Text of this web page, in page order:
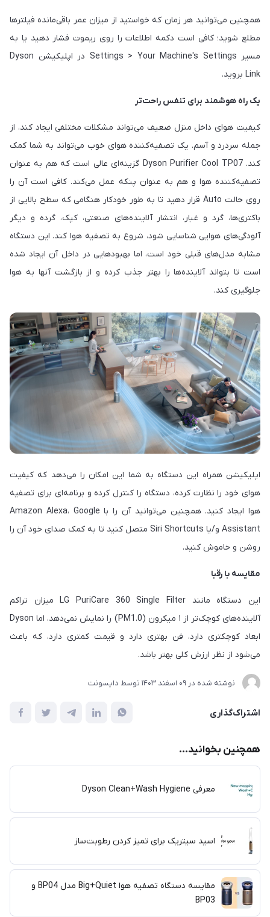
همچنین می‌توانید هر زمان که خواستید از میزان عمر باقی‌مانده فیلترها
مطلع شوید؛ کافی است دکمه اطلاعات را روی ریموت فشار دهید یا به
مسیر Settings > Your Machine's Settings در اپلیکیشن Dyson
Link بروید.
یک راه هوشمند برای تنفس راحت‌تر
کیفیت هوای داخل منزل ضعیف می‌تواند مشکلات مختلفی ایجاد کند، از
جمله سردرد و آسم. یک تصفیه‌کننده هوای خوب می‌تواند به شما کمک
کند. Dyson Purifier Cool TP07 گزینه‌ای عالی است که هم به عنوان
تصفیه‌کننده هوا و هم به عنوان پنکه عمل می‌کند. کافی است آن را
روی حالت Auto قرار دهید تا به طور خودکار هنگامی که سطح بالایی از
باکتری‌ها، گرد و غبار، انتشار آلاینده‌های صنعتی، کپک، گرده و دیگر
آلودگی‌های هوایی شناسایی شود، شروع به تصفیه هوا کند. این دستگاه
مشابه مدل‌های قبلی خود است، اما بهبودهایی در داخل آن ایجاد شده
است تا بتواند آلاینده‌ها را بهتر جذب کرده و از بازگشت آنها به هوا
جلوگیری کند.
اپلیکیشن همراه این دستگاه به شما این امکان را می‌دهد که کیفیت
هوای خود را نظارت کرده، دستگاه را کنترل کرده و برنامه‌ای برای تصفیه
هوا ایجاد کنید. همچنین می‌توانید آن را با Amazon Alexa، Google
Assistant و/یا Siri Shortcuts متصل کنید تا به کمک صدای خود آن را
روشن و خاموش کنید.
مقایسه با رقبا
این دستگاه مانند LG PuriCare 360 Single Filter میزان تراکم
آلاینده‌های کوچک‌تر از ۱ میکرون (PM1.0) را نمایش نمی‌دهد، اما Dyson
ابعاد کوچکتری دارد، فن بهتری دارد و قیمت کمتری دارد، که باعث
می‌شود از نظر ارزش کلی بهتر باشد.
نوشته شده در 09 اسفند 1403 توسط دایسونت
اشتراک‌گذاری
همچنین بخوانید...
معرفی Dyson Clean+Wash Hygiene
اسید سیتریک برای تمیز کردن رطوبت‌ساز
مقایسه دستگاه تصفیه هوا Big+Quiet مدل BP04 و
BP03